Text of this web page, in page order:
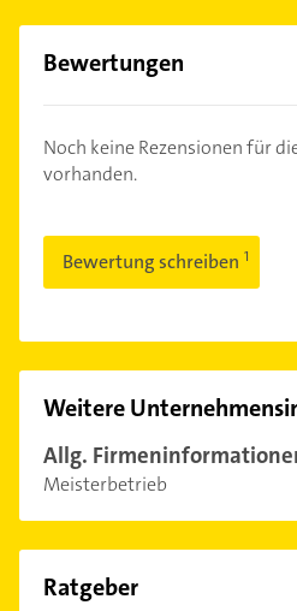
Bewertungen
Noch keine Rezensionen für
vorhanden.
Bewertung schreiben
Weitere
Allg.
Meisterbetrieb
Ratgeber